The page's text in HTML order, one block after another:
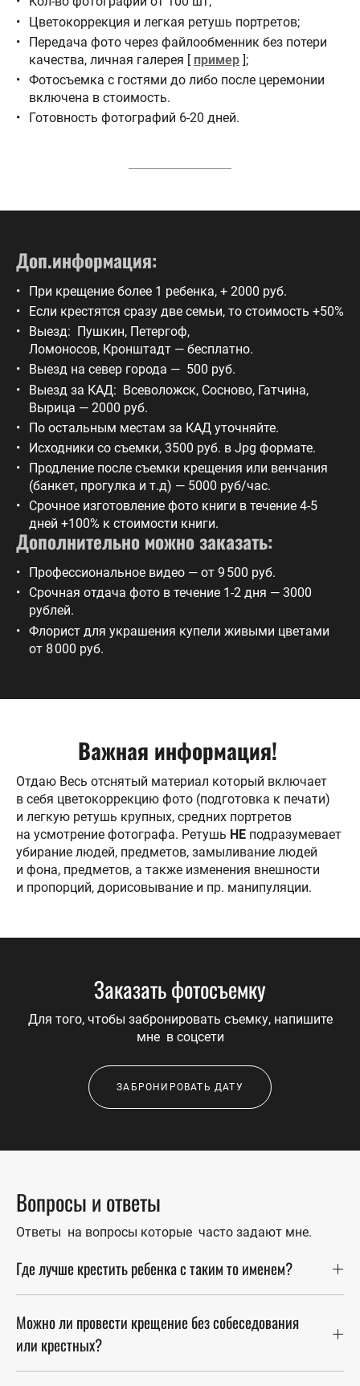
Цветокоррекция и легкая ретушь портретов;
Передача фото через файлообменник без потери
качества, личная галерея [ пример ];
Фотосъемка с гостями до либо после церемонии
включена в стоимость.
Готовность фотографий 6-20 дней.
Доп.информация:
При крещение более 1 ребенка, + 2000 руб.
Если крестятся сразу две семьи, то стоимость +50%
Выезд: Пушкин, Петергоф,
Ломоносов, Кронштадт — бесплатно.
Выезд на север города — 500 руб.
Выезд за КАД: Всеволожск, Сосново, Гатчина,
Вырица — 2000 руб.
По остальным местам за КАД уточняйте.
Исходники со съемки, 3500 руб. в Jpg формате.
Продление после съемки крещения или венчания
(банкет, прогулка и т.д) — 5000 руб/час.
Срочное изготовление фото книги в течение 4-5
дней +100% к стоимости книги.
Дополнительно можно заказать:
Профессиональное видео — от 9 500 руб.
Срочная отдача фото в течение 1-2 дня — 3000
рублей.
Флорист для украшения купели живыми цветами
от 8 000 руб.
Важная информация!
Отдаю Весь отснятый материал который включает
в себя цветокоррекцию фото (подготовка к печати)
и легкую ретушь крупных, средних портретов
на усмотрение фотографа. Ретушь НЕ подразумевает
убирание людей, предметов, замыливание людей
и фона, предметов, а также изменения внешности
и пропорций, дорисовывание и пр. манипуляции.
Заказать фотосъемку
Для того, чтобы забронировать съемку, напишите
мне в соцсети
ЗАБРОНИРОВАТЬ ДАТУ
Вопросы и ответы
Ответы на вопросы которые часто задают мне.
Где лучше крестить ребенка с таким то именем?
Можно ли провести крещение без собеседования
или крестных?